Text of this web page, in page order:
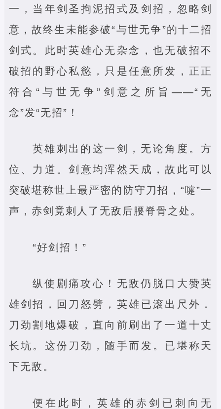
一，当年剑圣拘泥招式及剑招，忽略剑
意，故终生未能参破“与世无争”的十二招
剑式。此时英雄心无杂念，也无破招不
破招的野心私慾，只是任意所发，正正
符合“与世无争”剑意之所旨——“无
念”发“无招”！
英雄刺出的这一剑，无论角度。方
位、力道。剑意均浑然天成，故此可以
突破堪称世上最严密的防守刀招，“嚏”一
声，赤剑竟刺人了无敌后腰脊骨之处。
“好剑招！”
纵使剧痛攻心！无敌仍脱口大赞英
雄剑招，回刀怒劈，英雄已滚出尺外．
刀劲割地爆破，直向前刷出了一道十丈
长坑。这份刀劲，随手而发。已堪称天
下无敌。
便在此时，英雄的赤剑已刺向无